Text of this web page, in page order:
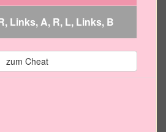
Links, A, R, L, Links, B
zum Cheat